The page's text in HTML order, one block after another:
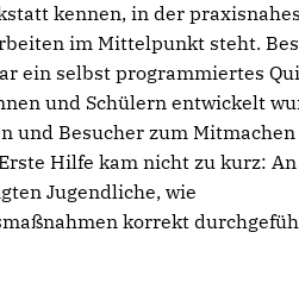
kennen, in der
im Mittelpunkt steht.
ein selbst programmiertes
und Schülern entwickelt
und Besucher zum
Hilfe kam nicht zu kurz:
Jugendliche, wie
korrekt